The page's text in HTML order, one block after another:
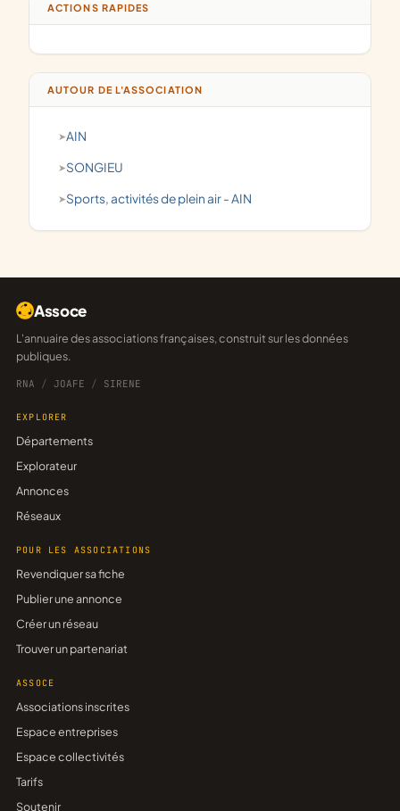
ACTIONS RAPIDES
AUTOUR DE L'ASSOCIATION
AIN
SONGIEU
Sports, activités de plein air - AIN
Assoce
L'annuaire des associations françaises, construit sur les données
publiques.
RNA / JOAFE / SIRENE
EXPLORER
Départements
Explorateur
Annonces
Réseaux
POUR LES ASSOCIATIONS
Revendiquer sa fiche
Publier une annonce
Créer un réseau
Trouver un partenariat
ASSOCE
Associations inscrites
Espace entreprises
Espace collectivités
Tarifs
Soutenir